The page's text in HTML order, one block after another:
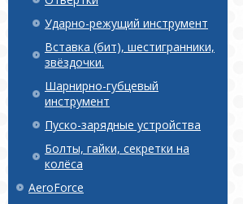
Ударно-режущий инструмент
Вставка (бит), шестигранники,
звёздочки.
Шарнирно-губцевый
инструмент
Пуско-зарядные устройства
Болты, гайки, секретки на
колёса
AeroForce